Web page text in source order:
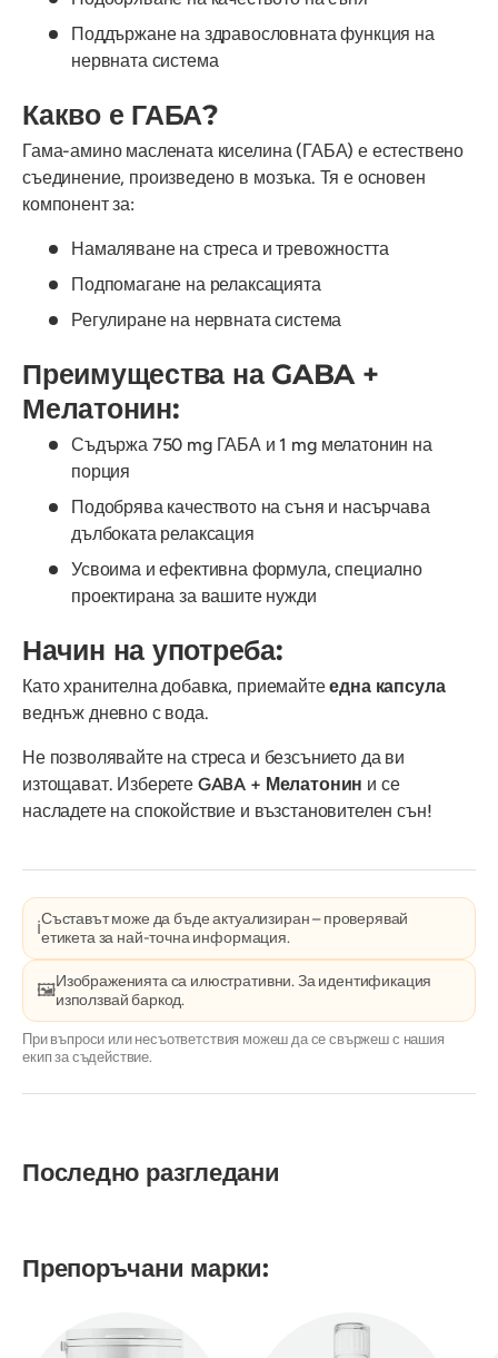
Поддържане на здравословната функция на
нервната система
Какво е ГАБА?
Гама-амино маслената киселина (ГАБА) е естествено
съединение, произведено в мозъка. Тя е основен
компонент за:
Намаляване на стреса и тревожността
Подпомагане на релаксацията
Регулиране на нервната система
Преимущества на GABA +
Мелатонин:
Съдържа 750 mg ГАБА и 1 mg мелатонин на
порция
Подобрява качеството на съня и насърчава
дълбоката релаксация
Усвоима и ефективна формула, специално
проектирана за вашите нужди
Начин на употреба:
Като хранителна добавка, приемайтеедна капсула
веднъж дневно с вода.
Не позволявайте на стреса и безсънието да ви
изтощават. Изберете GABA + Мелатонин и се
насладете на спокойствие и възстановителен сън!
ℹ️Съставът може да бъде актуализиран – проверявай
етикета за най-точна информация.
🖼️Изображенията са илюстративни. За идентификация
използвай баркод.
При въпроси или несъответствия можеш да се свържеш с нашия
екип за съдействие.
Последно разгледани
Препоръчани марки: